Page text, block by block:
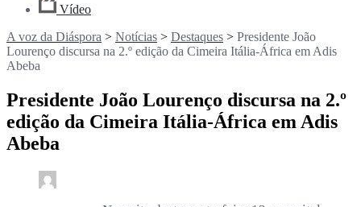
Vídeo
A voz da Diáspora > Notícias > Destaques > Presidente João
Lourenço discursa na 2.º edição da Cimeira Itália-África em Adis
Abeba
Presidente João Lourenço discursa na 2.º
edição da Cimeira Itália-África em Adis
Abeba